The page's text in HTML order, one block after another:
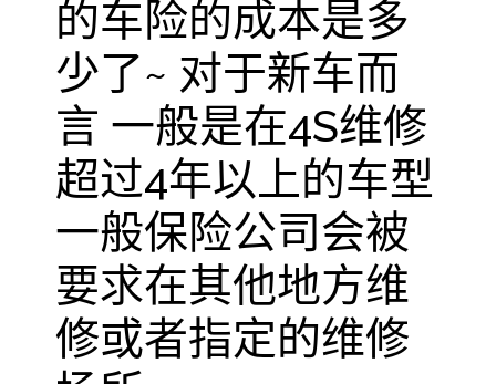
的车险的成本是多
少了~ 对于新车而
言 一般是在4S维修
超过4年以上的车型
一般保险公司会被
要求在其他地方维
修或者指定的维修